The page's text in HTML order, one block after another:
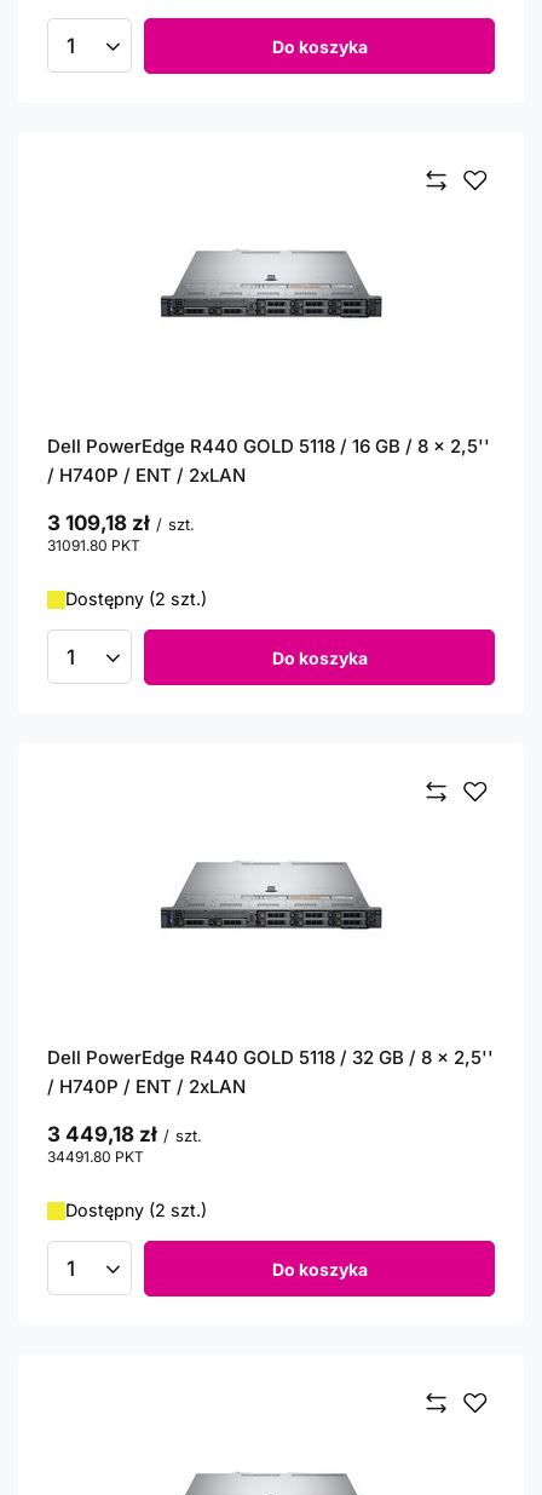
Ilość produktów Do koszyka
Dell PowerEdge R440 GOLD 5118 / 16 GB / 8 x 2,5''
/ H740P / ENT / 2xLAN
3 109,18 zł / szt.
31091.80 PKT
Dostępny (2 szt.)
Ilość produktów Do koszyka
Dell PowerEdge R440 GOLD 5118 / 32 GB / 8 x 2,5''
/ H740P / ENT / 2xLAN
3 449,18 zł / szt.
34491.80 PKT
Dostępny (2 szt.)
Ilość produktów Do koszyka